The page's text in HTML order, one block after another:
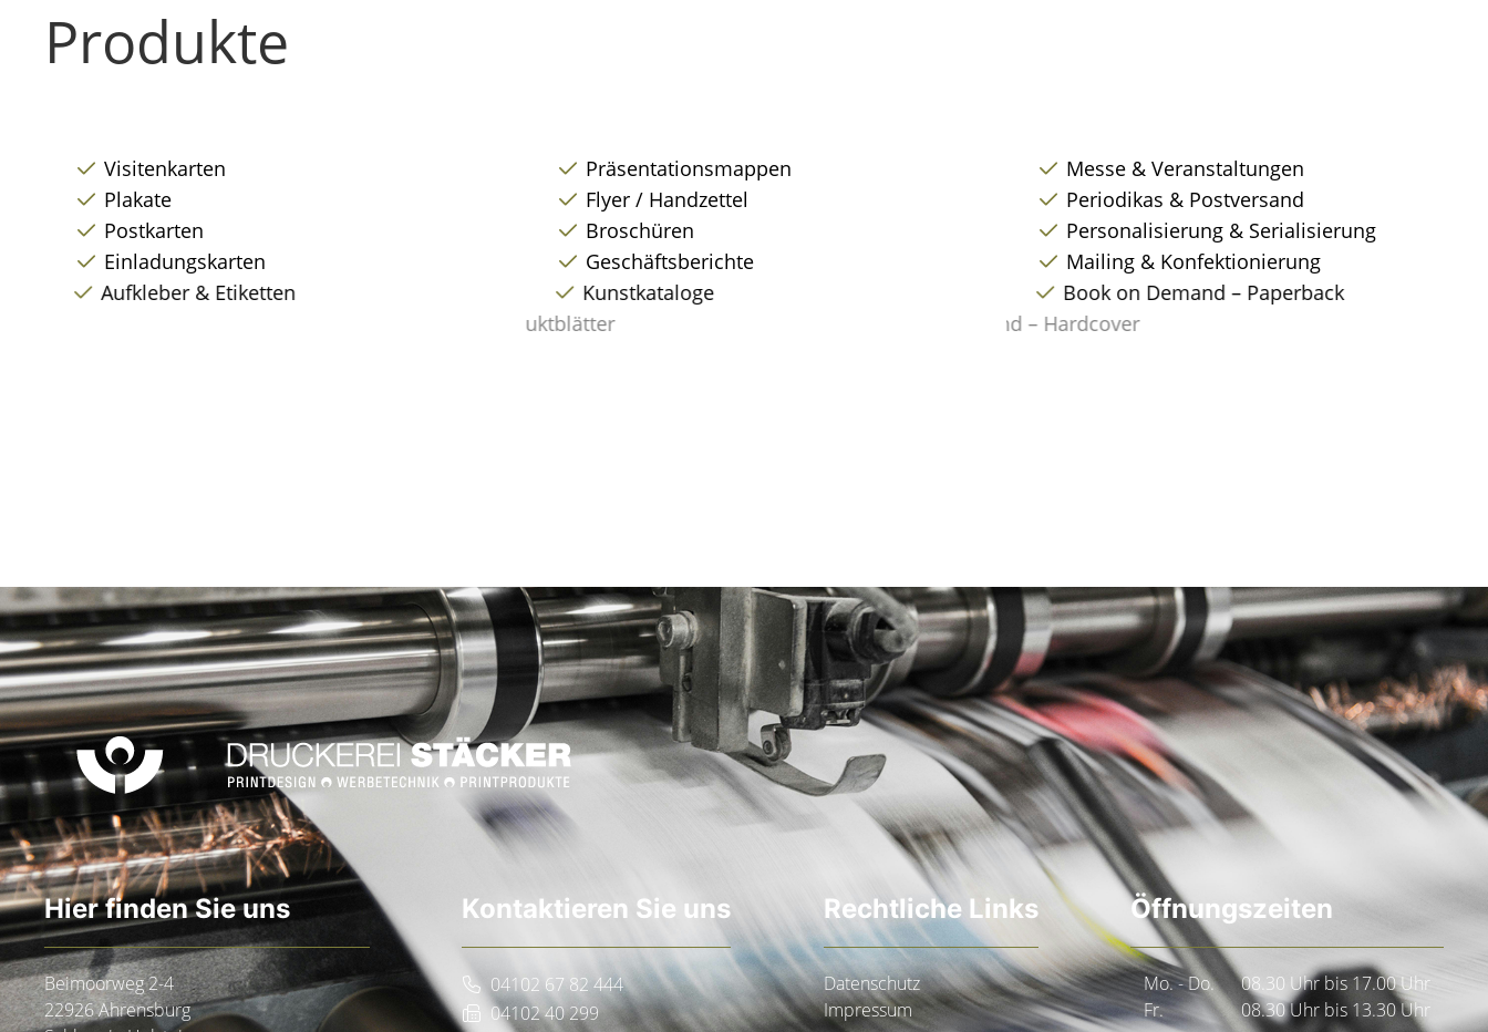
Produkte
Visitenkarten
Plakate
Postkarten
Einladungskarten
Aufkleber & Etiketten
Präsentationsmappen
Flyer / Handzettel
Broschüren
Geschäftsberichte
Kunstkataloge
Exposés & Produktblätter
Messe & Veranstaltungen
Periodikas & Postversand
Personalisierung & Serialisierung
Mailing & Konfektionierung
Book on Demand – Paperback
Book on Demand – Hardcover
Hier finden Sie uns
Beimoorweg 2-4
22926 Ahrensburg
Kontaktieren Sie uns
04102 67 82 444
04102 40 299
Rechtliche Links
Datenschutz
Impressum
Öffnungszeiten
Mo. - Do.
08.30 Uhr bis 17.00 Uhr
Fr.
08.30 Uhr bis 13.30 Uhr